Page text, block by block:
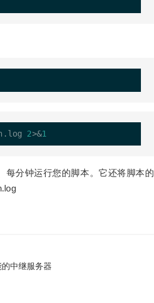
2>&1
每分钟运行您的脚本。它还将脚本的
中继服务器